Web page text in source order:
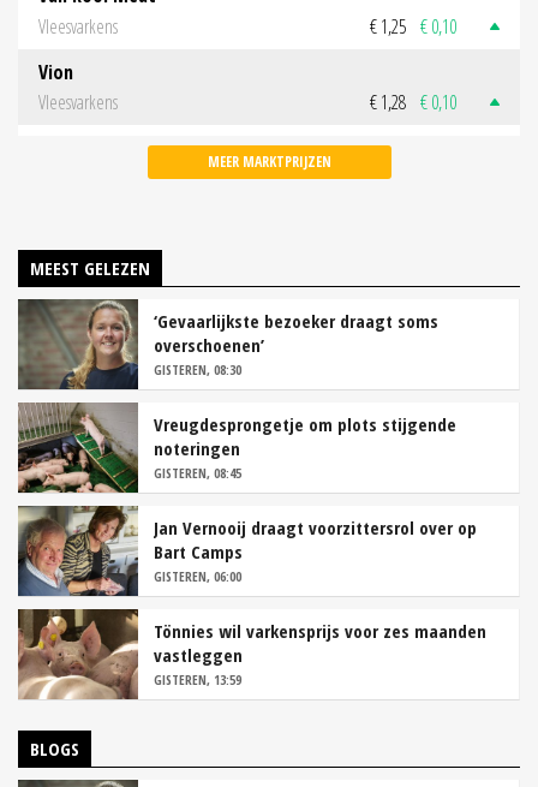
Vleesvarkens
€ 1,25 € 0,10
Vion
Vleesvarkens
€ 1,28 € 0,10
MEER MARKTPRIJZEN
MEEST GELEZEN
‘Gevaarlijkste bezoeker draagt soms
overschoenen’
GISTEREN, 08:30
Vreugdesprongetje om plots stijgende
noteringen
GISTEREN, 08:45
Jan Vernooij draagt voorzittersrol over op
Bart Camps
GISTEREN, 06:00
Tönnies wil varkensprijs voor zes maanden
vastleggen
GISTEREN, 13:59
BLOGS